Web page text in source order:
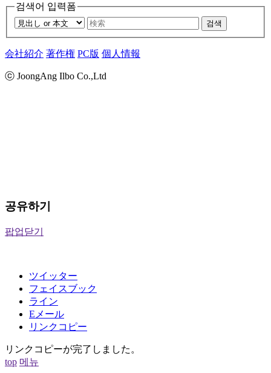
검색어 입력폼
검색
会社紹介 著作権 PC版 個人情報
ⓒ JoongAng Ilbo Co.,Ltd
공유하기
팝업닫기
ツイッター
フェイスブック
ライン
Eメール
リンクコピー
リンクコピーが完了しました。
top 메뉴